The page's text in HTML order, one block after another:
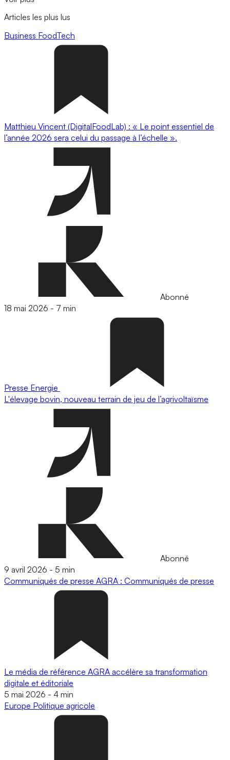
Articles les plus lus
Business FoodTech
Matthieu Vincent (DigitalFoodLab) : « Le point essentiel de
l’année 2026 sera celui du passage à l’échelle ».
Abonné
18 mai 2026 - 7 min
Presse Energie
L'élevage bovin, nouveau terrain de jeu de l’agrivoltaïsme
Abonné
9 avril 2026 - 5 min
Communiqués de presse AGRA : Communiqués de presse
Le média de référence AGRA accélère sa transformation
digitale et éditoriale
5 mai 2026 - 4 min
Europe Politique agricole